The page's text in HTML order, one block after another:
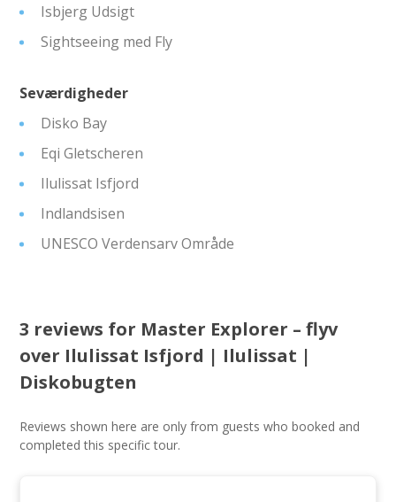
Isbjerg Udsigt
Sightseeing med Fly
Seværdigheder
Disko Bay
Eqi Gletscheren
Ilulissat Isfjord
Indlandsisen
UNESCO Verdensarv Område
3 reviews for Master Explorer – flyv
over Ilulissat Isfjord | Ilulissat |
Diskobugten
Reviews shown here are only from guests who booked and
completed this specific tour.